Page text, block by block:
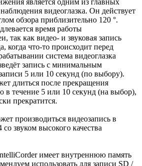
видеоглазка. Он действует
обзора приблизительно 120 °.
время работы
так как видео- и звуковая запись
когда что-то происходит перед
система видеоглазка
запись с минимальным
5 или 10 секунд (по выбору).
длиться после прекращения
в течение 5 или 10 секунд (на выбор),
прекратится.
производиться видеозапись в
звуком высокого качества
имеет внутреннюю память
использовать для записи SD /